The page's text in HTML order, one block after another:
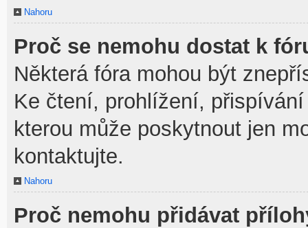
Nahoru
Proč se nemohu dostat k
Některá fóra mohou být
Ke čtení, prohlížení,
kterou může poskytnout jen
kontaktujte.
Nahoru
Proč nemohu přidávat